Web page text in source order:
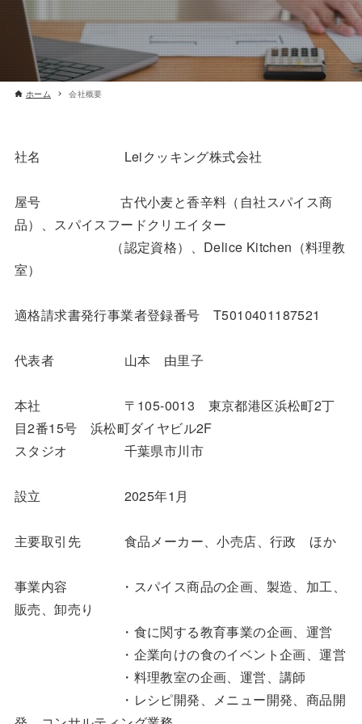
ホーム 会社概要
社名 Leiクッキング株式会社
屋号 古代小麦と香辛料（自社スパイス商
品）、スパイスフードクリエイター
（認定資格）、Delice Kitchen（料理教
室）
適格請求書発行事業者登録番号 T5010401187521
代表者 山本 由里子
本社 〒105-0013 東京都港区浜松町2丁
目2番15号 浜松町ダイヤビル2F
スタジオ 千葉県市川市
設立 2025年1月
主要取引先 食品メーカー、小売店、行政 ほか
事業内容 ・スパイス商品の企画、製造、加工、
販売、卸売り
・食に関する教育事業の企画、運営
・企業向けの食のイベント企画、運営
・料理教室の企画、運営、講師
・レシピ開発、メニュー開発、商品開